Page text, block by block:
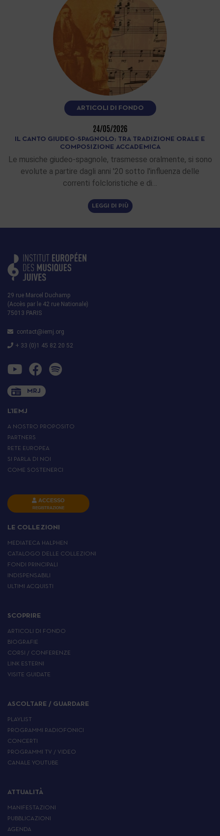
ARTICOLI DI FONDO
24/05/2026
IL CANTO GIUDEO-SPAGNOLO: TRA TRADIZIONE ORALE E
COMPOSIZIONE ACCADEMICA
Le musiche giudeo-spagnole, trasmesse oralmente, si sono
evolute a partire dagli anni '20 sotto l'influenza delle
correnti folcloristiche e di…
LEGGI DI PIÙ
29 rue Marcel Duchamp
(Accès par le 42 rue Nationale)
75013 PARIS
contact@iemj.org
+ 33 (0)1 45 82 20 52
MRJ
L’IEMJ
A NOSTRO PROPOSITO
PARTNERS
RETE EUROPEA
SI PARLA DI NOI
COME SOSTENERCI
ACCESSO
REGISTRAZIONE
LE COLLEZIONI
MEDIATECA HALPHEN
CATALOGO DELLE COLLEZIONI
FONDI PRINCIPALI
INDISPENSABILI
ULTIMI ACQUISTI
SCOPRIRE
ARTICOLI DI FONDO
BIOGRAFIE
CORSI / CONFERENZE
LINK ESTERNI
VISITE GUIDATE
ASCOLTARE / GUARDARE
PLAYLIST
PROGRAMMI RADIOFONICI
CONCERTI
PROGRAMMI TV / VIDEO
CANALE YOUTUBE
ATTUALITÀ
MANIFESTAZIONI
PUBBLICAZIONI
AGENDA